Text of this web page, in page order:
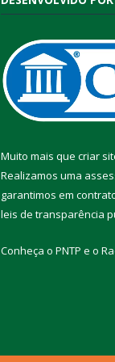
Muito mais que criar
Realizamos uma
garantimos em
leis de transparência
Conheça o PNTP e o